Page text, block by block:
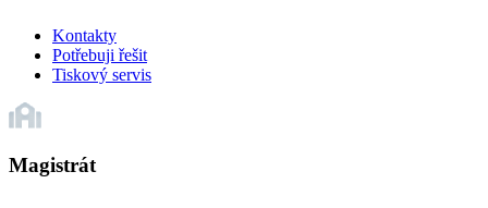
Kontakty
Potřebuji řešit
Tiskový servis
Magistrát